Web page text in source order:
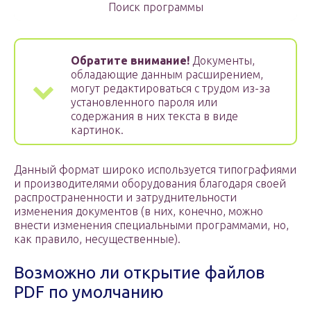
Поиск программы
Обратите внимание! Документы,
обладающие данным расширением,
могут редактироваться с трудом из-за
установленного пароля или
содержания в них текста в виде
картинок.
Данный формат широко используется типографиями
и производителями оборудования благодаря своей
распространенности и затруднительности
изменения документов (в них, конечно, можно
внести изменения специальными программами, но,
как правило, несущественные).
Возможно ли открытие файлов
PDF по умолчанию